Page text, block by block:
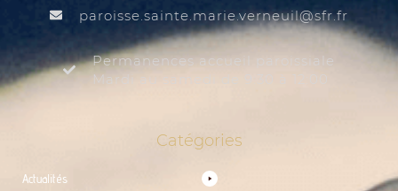
rf.rfs
@liuenrev.eiram.etnias.essiorap
Permanences accueil paroissiale
Mardi au samedi de 9:30 à 12:00
Catégories
Actualités